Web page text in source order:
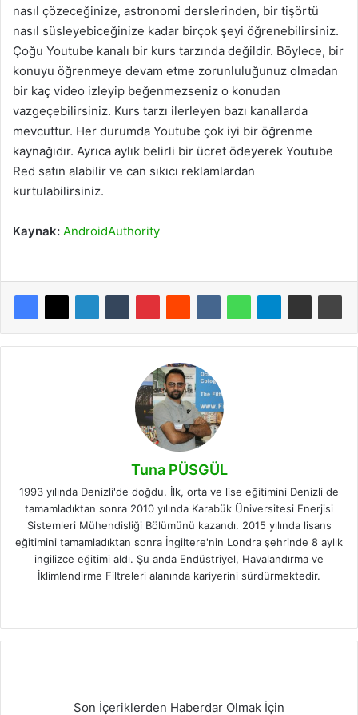
nasıl çözeceğinize, astronomi derslerinden, bir tişörtü
nasıl süsleyebiceğinize kadar birçok şeyi öğrenebilirsiniz.
Çoğu Youtube kanalı bir kurs tarzında değildir. Böylece, bir
konuyu öğrenmeye devam etme zorunluluğunuz olmadan
bir kaç video izleyip beğenmezseniz o konudan
vazgeçebilirsiniz. Kurs tarzı ilerleyen bazı kanallarda
mevcuttur. Her durumda Youtube çok iyi bir öğrenme
kaynağıdır. Ayrıca aylık belirli bir ücret ödeyerek Youtube
Red satın alabilir ve can sıkıcı reklamlardan
kurtulabilirsiniz.
Kaynak: AndroidAuthority
Tuna PÜSGÜL
1993 yılında Denizli'de doğdu. İlk, orta ve lise eğitimini Denizli de
tamamladıktan sonra 2010 yılında Karabük Üniversitesi Enerjisi
Sistemleri Mühendisliği Bölümünü kazandı. 2015 yılında lisans
eğitimini tamamladıktan sonra İngiltere'nin Londra şehrinde 8 aylık
ingilizce eğitimi aldı. Şu anda Endüstriyel, Havalandırma ve
İklimlendirme Filtreleri alanında kariyerini sürdürmektedir.
Son İçeriklerden Haberdar Olmak İçin